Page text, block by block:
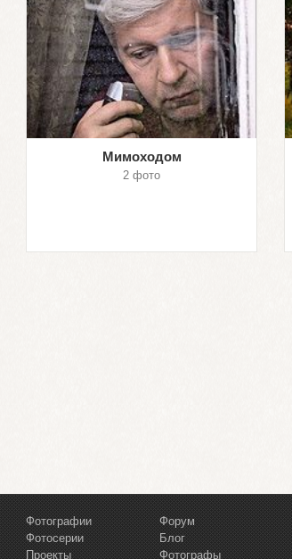
Мимоходом
2 фото
Фотографии
Фотосерии
Проекты
Форум
Блог
Фотографы